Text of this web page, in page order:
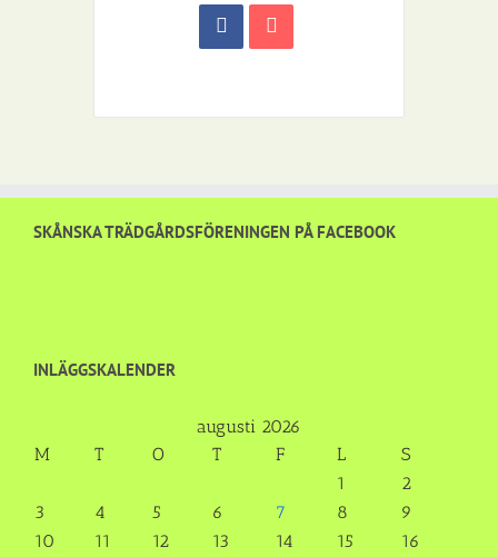
SKÅNSKA TRÄDGÅRDSFÖRENINGEN PÅ FACEBOOK
INLÄGGSKALENDER
augusti 2026
M
T O T F L
S
1
2
3
4 5 6 7 8
9
10
11 12 13 14 15
16